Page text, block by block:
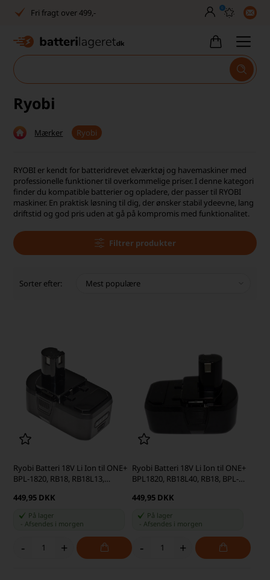
Fri fragt over 499,-
Dansk lager
Dag-til-dag levering
Dansk lager
30 dages returret
Tlf. er lukket uge 27-32
0
Ryobi
Mærker Ryobi
RYOBI er kendt for batteridrevet elværktøj og havemaskiner med
professionelle funktioner til overkommelige priser. I denne kategori
finder du kompatible batterier og opladere, der passer til RYOBI
maskiner. En praktisk løsning til dig, der ønsker stabil ydeevne, lang
driftstid og god pris uden at gå på kompromis med funktionalitet.
Filtrer produkter
Sorter efter:
Ryobi Batteri 18V Li Ion til ONE+
BPL-1820, RB18, RB18L13,
4,0Ah (kompatibelt)
449,95 DKK
På lager
Afsendes i morgen
- +
Ryobi Batteri 18V Li Ion til ONE+
BPL1820, RB18L40, RB18, BPL-
449,95 DKK
På lager
Afsendes i morgen
- +